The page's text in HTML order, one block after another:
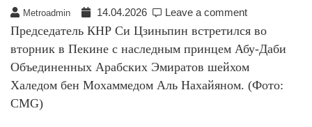
Metroadmin 14.04.2026 Leave a comment
Председатель КНР Си Цзиньпин встретился во
вторник в Пекине с наследным принцем Абу-Даби
Объединенных Арабских Эмиратов шейхом
Халедом бен Мохаммедом Аль Нахайяном. (Фото:
CMG)